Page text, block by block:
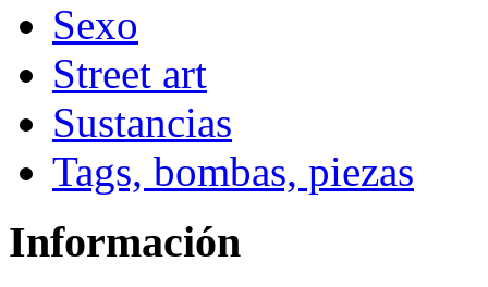
Sexo
Street art
Sustancias
Tags, bombas, piezas
Información